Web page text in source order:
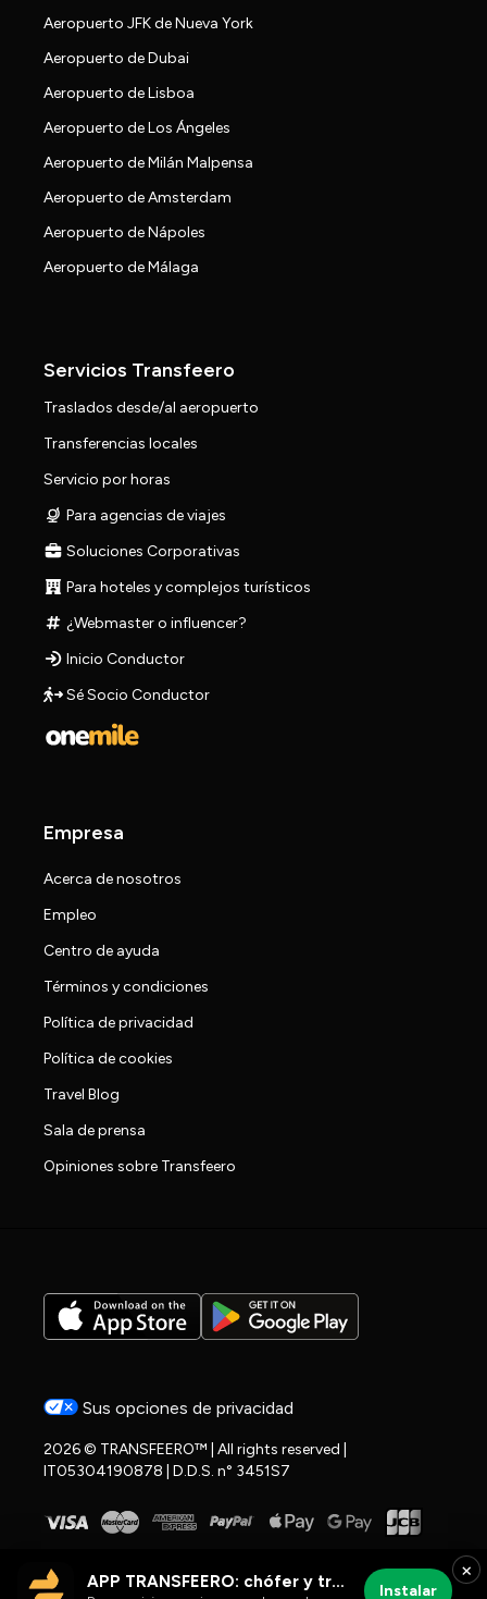
Aeropuerto JFK de Nueva York
Aeropuerto de Dubai
Aeropuerto de Lisboa
Aeropuerto de Los Ángeles
Aeropuerto de Milán Malpensa
Aeropuerto de Amsterdam
Aeropuerto de Nápoles
Aeropuerto de Málaga
Servicios Transfeero
Traslados desde/al aeropuerto
Transferencias locales
Servicio por horas
Para agencias de viajes
Soluciones Corporativas
Para hoteles y complejos turísticos
¿Webmaster o influencer?
Inicio Conductor
Sé Socio Conductor
Empresa
Acerca de nosotros
Empleo
Centro de ayuda
Términos y condiciones
Política de privacidad
Política de cookies
Travel Blog
Sala de prensa
Opiniones sobre Transfeero
Sus opciones de privacidad
2026 © TRANSFEERO™ | All rights reserved |
IT05304190878 | D.D.S. n° 3451S7
×
APP TRANSFEERO: chófer y traslados al aeropuerto Instalar